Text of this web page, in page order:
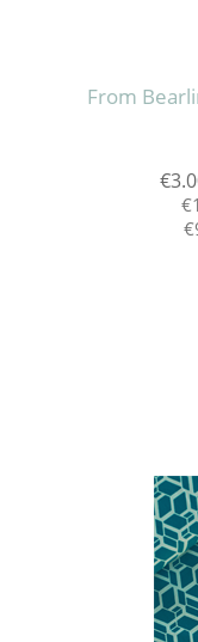
From